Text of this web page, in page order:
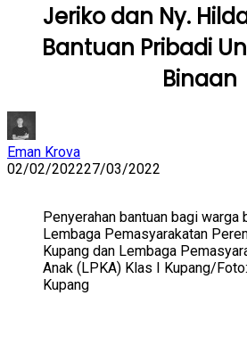
Jeriko dan Ny.
Bantuan Pribadi
Binaan
Eman Krova
02/02/202227/03/2022
Penyerahan bantuan bagi warga
Lembaga Pemasyarakatan
Kupang dan Lembaga
Anak (LPKA) Klas I Kupang/
Kupang